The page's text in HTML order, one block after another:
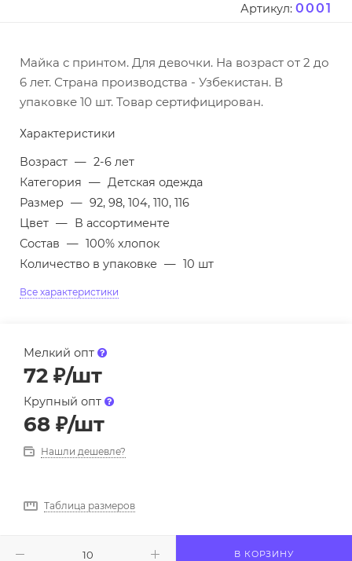
Артикул: 0001
Майка с принтом. Для девочки. На возраст от 2 до
6 лет. Страна производства - Узбекистан. В
упаковке 10 шт. Товар сертифицирован.
Характеристики
Возраст — 2-6 лет
Категория — Детская одежда
Размер — 92, 98, 104, 110, 116
Цвет — В ассортименте
Состав — 100% хлопок
Количество в упаковке — 10 шт
Все характеристики
Мелкий опт
72 ₽/шт
Крупный опт
68 ₽/шт
Нашли дешевле?
Таблица размеров
В КОРЗИНУ